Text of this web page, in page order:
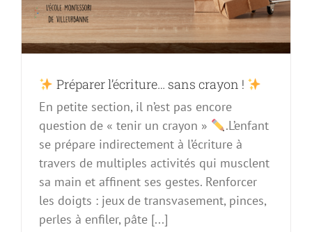
Préparer l’écriture… sans crayon !
En petite section, il n’est pas encore
question de « tenir un crayon »
.L’enfant
se prépare indirectement à l’écriture à
travers de multiples activités qui musclent
sa main et affinent ses gestes. Renforcer
les doigts : jeux de transvasement, pinces,
perles à enfiler, pâte [...]